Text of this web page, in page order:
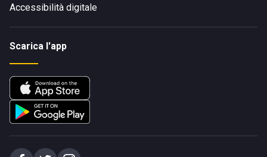
Accessibilità digitale
Scarica l'app